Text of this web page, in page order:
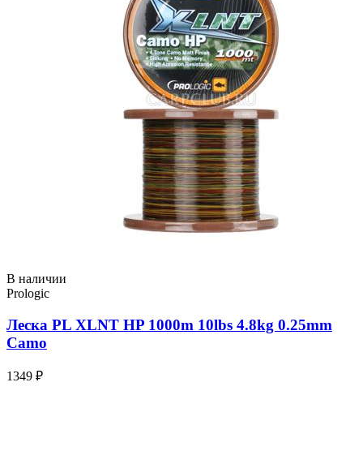
В наличии
Prologic
Леска PL XLNT HP 1000m 10lbs 4.8kg 0.25mm
Camo
1349 ₽